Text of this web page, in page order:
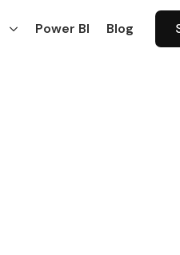
Power BI Blog